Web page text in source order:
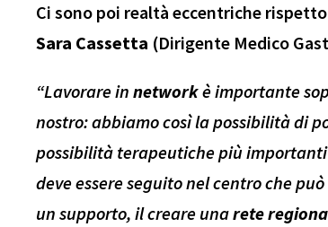
Ci sono poi realtà eccentriche
Sara Cassetta (Dirigente Medico
“Lavorare in networkè importante
nostro: abbiamo così la possibilità di
possibilità terapeutiche più importanti
deve essere seguito nel centro che
un supporto, il creare unarete